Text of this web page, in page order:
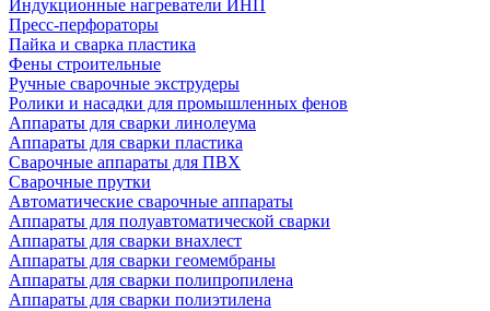
Индукционные нагреватели ИНП
Пресс-перфораторы
Пайка и сварка пластика
Фены строительные
Ручные сварочные экструдеры
Ролики и насадки для промышленных фенов
Аппараты для сварки линолеума
Аппараты для сварки пластика
Сварочные аппараты для ПВХ
Сварочные прутки
Автоматические сварочные аппараты
Аппараты для полуавтоматической сварки
Аппараты для сварки внахлест
Аппараты для сварки геомембраны
Аппараты для сварки полипропилена
Аппараты для сварки полиэтилена